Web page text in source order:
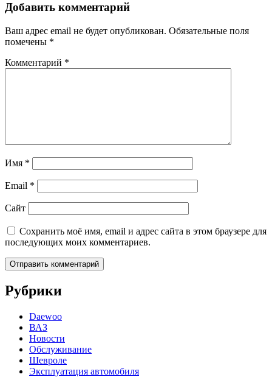
Добавить комментарий
Ваш адрес email не будет опубликован. Обязательные поля
помечены *
Комментарий *
Имя *
Email *
Сайт
Сохранить моё имя, email и адрес сайта в этом браузере для
последующих моих комментариев.
Рубрики
Daewoo
ВАЗ
Новости
Обслуживание
Шевроле
Эксплуатация автомобиля